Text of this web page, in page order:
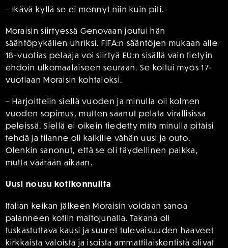
– Ikävä kyllä se ei mennyt niin kuin piti.
Moraisin siirtyessä Genovaan joutui hän
sääntöpykälien uhriksi. FIFA:n sääntöjen mukaan alle
18-vuotias pelaaja voi siirtyä EU:n sisällä vain tietyin
ehdoin ulkomaalaiseen seuraan. Se koitui myös 17-
vuotiaan Moraisin kohtaloksi.
– Harjoittelin siellä vuoden ja minulla oli kolmen
vuoden sopimus, mutten saanut pelata virallisissa
peleissä. Siellä ei oikein tiedetty mitä minulla pitäisi
tehdä ja tilanne oli kaikille vähän uusi ja outo.
Olenkin sanonut, että se oli täydellinen paikka,
mutta väärään aikaan.
Uusi nousu kotikonnuilta
Italian keikan jälkeen Moraisin voidaan sanoa
palanneen kotiin maitojunalla. Takana oli
tuskastuttava kausi ja suuret tulevaisuuden haaveet
kirkkaista valoista ja isoista ammattilaiskentistä olivat